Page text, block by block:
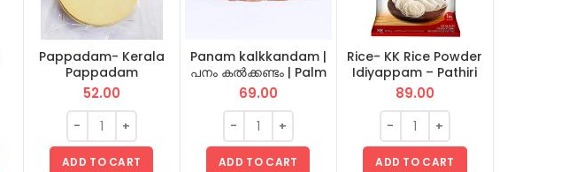
Pappadam- Kerala
Pappadam
Handmade |
പപ്പടം 1 pkt
52.00
ADD TO CART
Panam kalkkandam |
പനം കൽക്കണ്ടം | Palm
Sugar 250 GM
69.00
ADD TO CART
Rice- KK Rice Powder
Idiyappam – Pathiri
Podi | ഇടിയപ്പം
89.00
ADD TO CART